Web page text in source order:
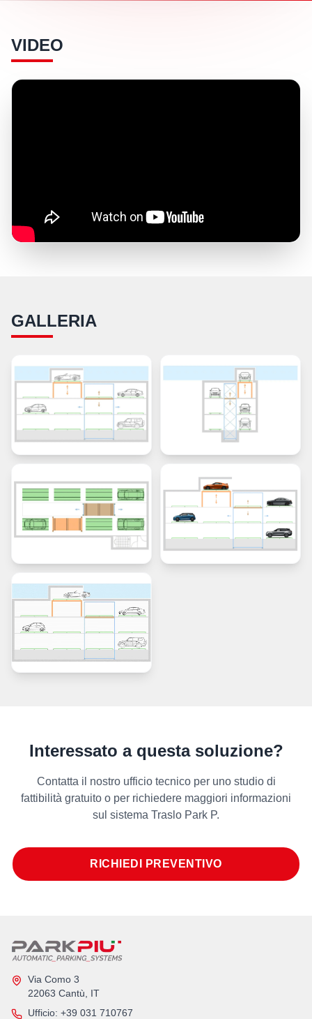
VIDEO
GALLERIA
Interessato a questa soluzione?
Contatta il nostro ufficio tecnico per uno studio di
fattibilità gratuito o per richiedere maggiori informazioni
sul sistema Traslo Park P.
RICHIEDI PREVENTIVO
Via Como 3
22063 Cantù, IT
Ufficio: +39 031 710767